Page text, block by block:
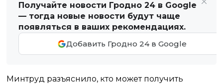
Получайте новости Гродно 24 в Google
— тогда новые новости будут чаще
появляться в ваших рекомендациях.
Добавить Гродно 24 в Google
Минтруд разъяснило, кто может получить